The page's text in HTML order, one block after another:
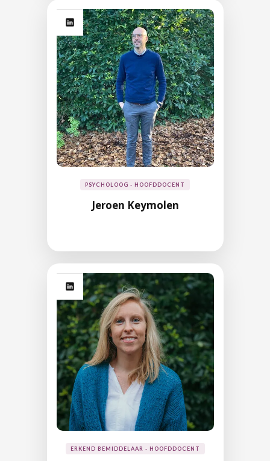
PSYCHOLOOG - HOOFDDOCENT
Jeroen Keymolen
ERKEND BEMIDDELAAR - HOOFDDOCENT